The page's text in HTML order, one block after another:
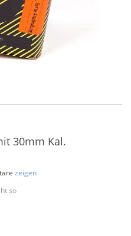
30mm Kal.
so
zeigen